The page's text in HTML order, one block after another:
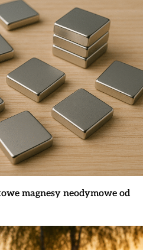
magnesy neodymowe od